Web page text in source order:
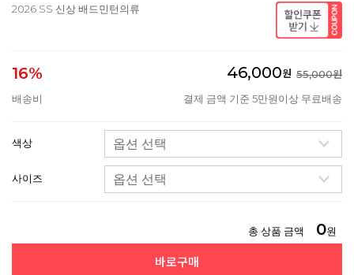
2026 SS 신상 배드민턴의류
16% 46,000원 55,000원
배송비
결제 금액 기준 5만원이상 무료배송
색상
사이즈
총 상품 금액 0원
바로구매